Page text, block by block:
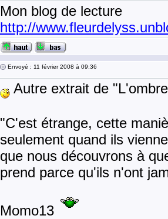
Mon blog de lecture
http://
Envoyé : 11 février 2008 à 09:36
Autre extrait de
"C'est étrange, cette
seulement quand ils
que nous découvrons à
prend parce qu'ils n'ont
Momo13